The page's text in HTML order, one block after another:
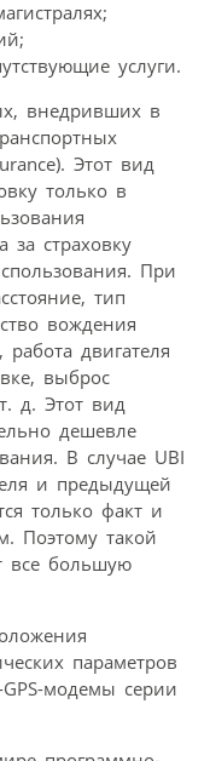
услуги.
внедривших в
Этот вид
только в
за страховку
При
тип
вождения
двигателя
выброс
д. Этот вид
дешевле
В случае UBI
и предыдущей
только факт и
Поэтому такой
все большую
параметров
GPS-модемы серии